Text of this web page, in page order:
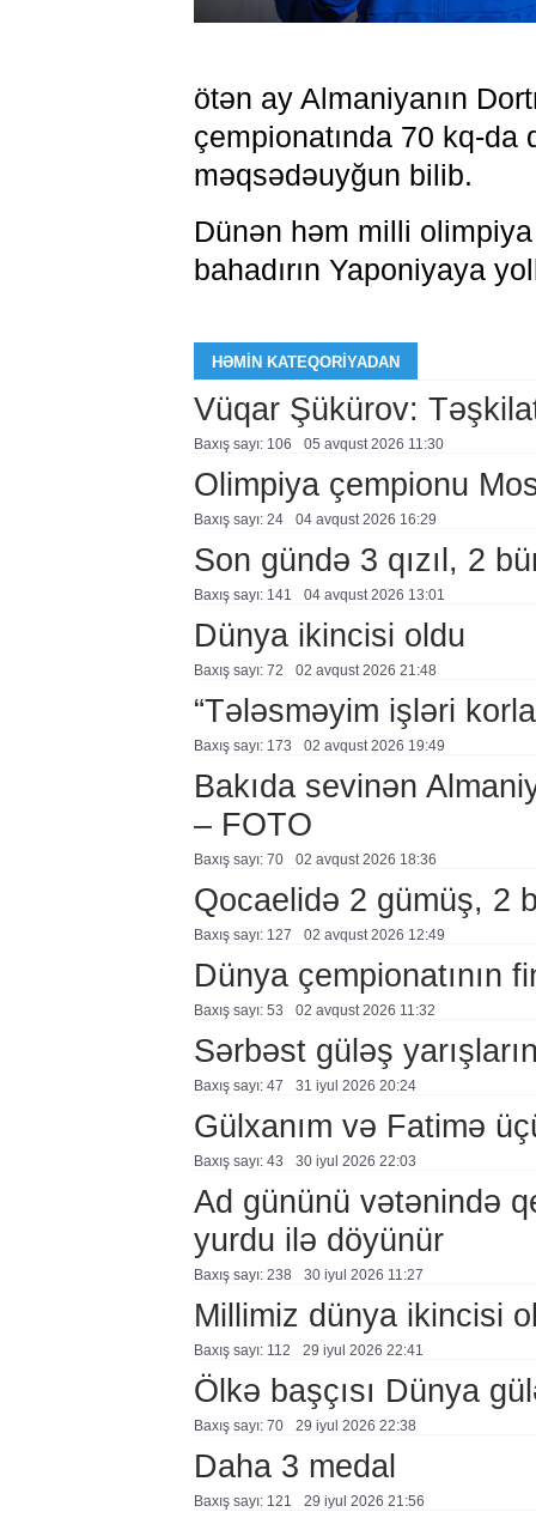
ötən ay Almaniyanın
çempionatında 70 kq-da
məqsədəuyğun bilib.
Dünən həm milli
bahadırın Yaponiyaya
HƏMIN KATEQORIYADAN
Vüqar Şükürov:
Baxış sayı: 106 05 avqust 2026 11:30
Olimpiya çempionu
Baxış sayı: 24 04 avqust 2026 16:29
Son gündə 3 qızıl, 2
Baxış sayı: 141 04 avqust 2026 13:01
Dünya ikincisi oldu
Baxış sayı: 72 02 avqust 2026 21:48
“Tələsməyim işləri
Baxış sayı: 173 02 avqust 2026 19:49
Bakıda sevinən
– FOTO
Baxış sayı: 70 02 avqust 2026 18:36
Qocaelidə 2 gümüş, 2
Baxış sayı: 127 02 avqust 2026 12:49
Dünya çempionatının
Baxış sayı: 53 02 avqust 2026 11:32
Sərbəst güləş
Baxış sayı: 47 31 i̇yul 2026 20:24
Gülxanım və Fatimə
Baxış sayı: 43 30 i̇yul 2026 22:03
Ad gününü vətənində
yurdu ilə döyünür
Baxış sayı: 238 30 i̇yul 2026 11:27
Millimiz dünya ikincisi
Baxış sayı: 112 29 i̇yul 2026 22:41
Ölkə başçısı Dünya
Baxış sayı: 70 29 i̇yul 2026 22:38
Daha 3 medal
Baxış sayı: 121 29 i̇yul 2026 21:56